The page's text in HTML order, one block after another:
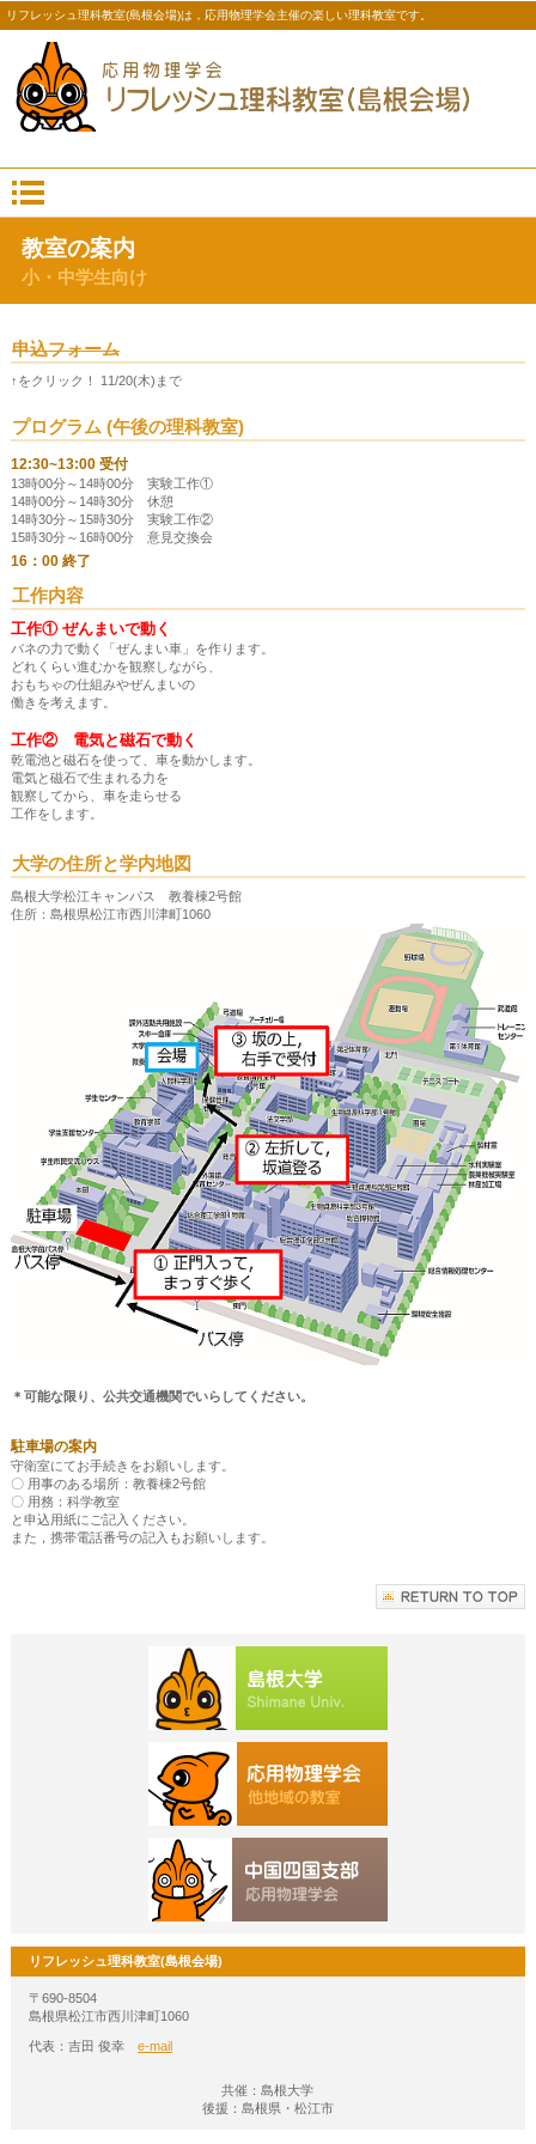
リフレッシュ理科教室(島根会場)は，応用物理学会主催の楽しい理科教室です。
教室の案内
小・中学生向け
申込フォーム
↑をクリック！ 11/20(木)まで
プログラム (午後の理科教室)
12:30~13:00 受付
13時00分～14時00分 実験工作①
14時00分～14時30分 休憩
14時30分～15時30分 実験工作②
15時30分～16時00分 意見交換会
16：00 終了
工作内容
工作① ぜんまいで動く
バネの力で動く「ぜんまい車」を作ります。
どれくらい進むかを観察しながら、
おもちゃの仕組みやぜんまいの
働きを考えます。
工作② 電気と磁石で動く
乾電池と磁石を使って、車を動かします。
電気と磁石で生まれる力を
観察してから、車を走らせる
工作をします。
大学の住所と学内地図
島根大学松江キャンパス 教養棟2号館
住所：島根県松江市西川津町1060
＊可能な限り、公共交通機関でいらしてください。
駐車場の案内
守衛室にてお手続きをお願いします。
〇 用事のある場所：教養棟2号館
〇 用務：科学教室
と申込用紙にご記入ください。
また，携帯電話番号の記入もお願いします。
リフレッシュ理科教室(島根会場)
〒690-8504
島根県松江市西川津町1060
代表：吉田 俊幸 e-mail
共催：島根大学
後援：島根県・松江市